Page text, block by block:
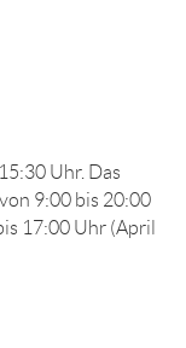
Uhr. Das
9:00 bis 20:00
17:00 Uhr (April